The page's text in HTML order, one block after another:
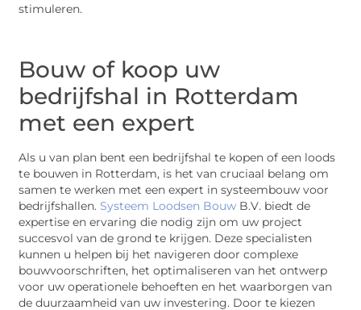
stimuleren.
Bouw of koop uw
bedrijfshal in Rotterdam
met een expert
Als u van plan bent een bedrijfshal te kopen of een loods
te bouwen in Rotterdam, is het van cruciaal belang om
samen te werken met een expert in systeembouw voor
bedrijfshallen. Systeem Loodsen Bouw B.V. biedt de
expertise en ervaring die nodig zijn om uw project
succesvol van de grond te krijgen. Deze specialisten
kunnen u helpen bij het navigeren door complexe
bouwvoorschriften, het optimaliseren van het ontwerp
voor uw operationele behoeften en het waarborgen van
de duurzaamheid van uw investering. Door te kiezen